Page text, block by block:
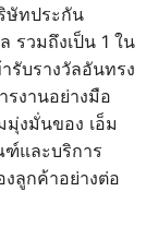
ษัทประกัน
รวมถึงเป็น 1 ใน
บรางวัลอันทรง
รงานอย่างมือ
งมั่นของ เอ็ม
และบริการ
ลูกค้าอย่างต่อ